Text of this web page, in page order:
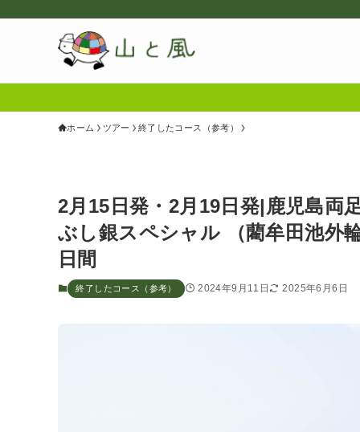
ホーム ツアー 終了したコース（参考）
2月15日発・2月19日発|鹿児島両
ぶし銀スペシャル （藺牟田池外
日間
終了したコース（参考） 2024年9月11日 2025年6月6日